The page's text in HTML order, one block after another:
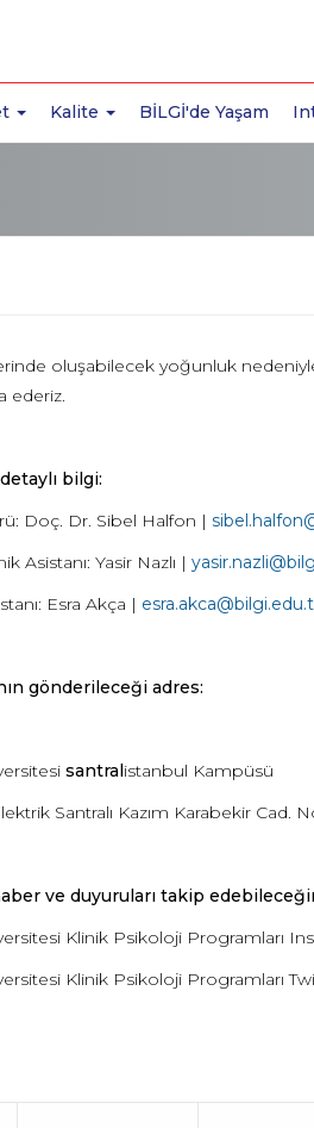
Kalite BİLGİ'de Yaşam
oluşabilecek yoğunluk
ederiz.
bilgi:
Doç. Dr. Sibel Halfon |
Asistanı: Yasir Nazlı |
Esra Akça |
gönderileceği adres:
santralistanbul Kampüsü
Santralı Kazım Karabekir Cad.
ve duyuruları takip
Klinik Psikoloji Programları
Klinik Psikoloji Programları